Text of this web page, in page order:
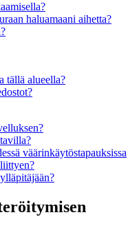
haluamaani aihetta?
tällä alueella?
väärinkäytöstapauksissa